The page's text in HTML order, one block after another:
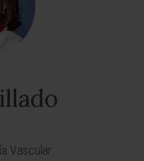
Vascular.